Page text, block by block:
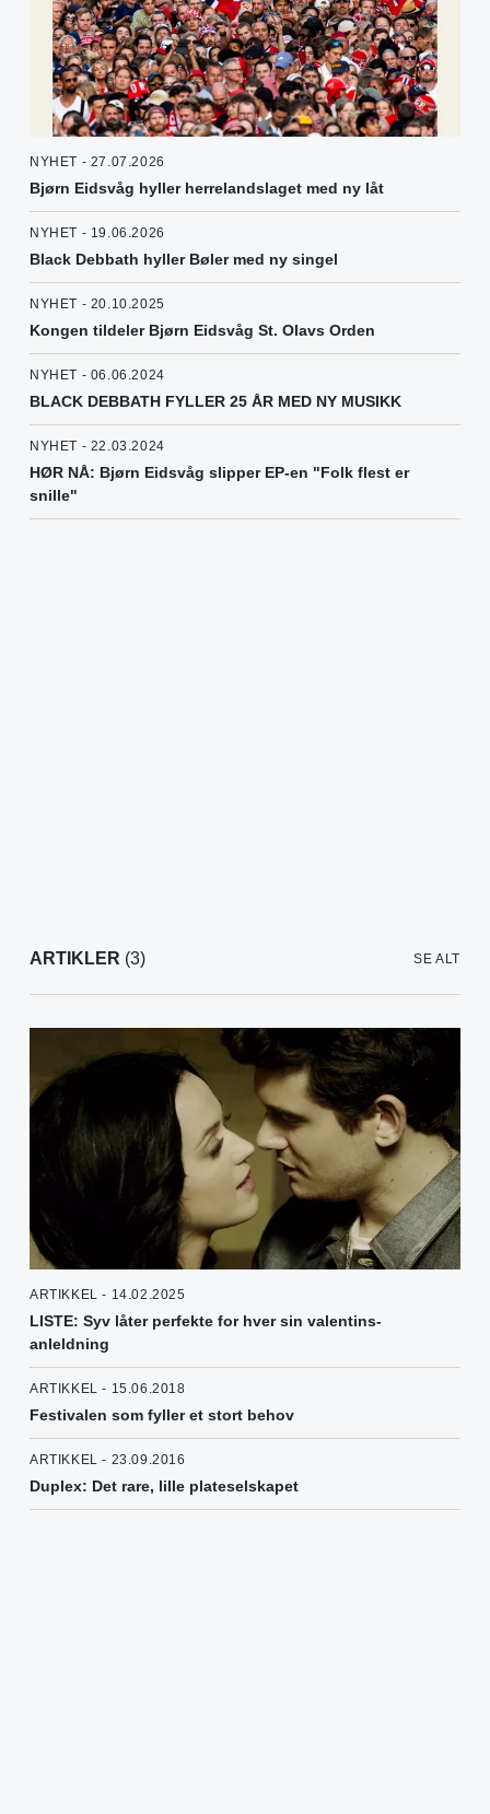
NYHET - 27.07.2026
Bjørn Eidsvåg hyller herrelandslaget med ny låt
NYHET - 19.06.2026
Black Debbath hyller Bøler med ny singel
NYHET - 20.10.2025
Kongen tildeler Bjørn Eidsvåg St. Olavs Orden
NYHET - 06.06.2024
BLACK DEBBATH FYLLER 25 ÅR MED NY MUSIKK
NYHET - 22.03.2024
HØR NÅ: Bjørn Eidsvåg slipper EP-en "Folk flest er
snille"
ARTIKLER (3) SE ALT
ARTIKKEL - 14.02.2025
LISTE: Syv låter perfekte for hver sin valentins-
anleldning
ARTIKKEL - 15.06.2018
Festivalen som fyller et stort behov
ARTIKKEL - 23.09.2016
Duplex: Det rare, lille plateselskapet